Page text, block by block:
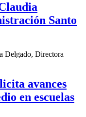
Santo
Delgado, Directora
avances
en escuelas